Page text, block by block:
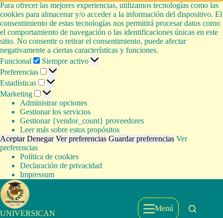
Para ofrecer las mejores experiencias, utilizamos tecnologías como las
cookies para almacenar y/o acceder a la información del dispositivo. El
consentimiento de estas tecnologías nos permitirá procesar datos como
el comportamiento de navegación o las identificaciones únicas en este
sitio. No consentir o retirar el consentimiento, puede afectar
negativamente a ciertas características y funciones.
Funcional
Funcional
Siempre activo
Preferencias
Preferencias
Estadísticas Estadísticas
Marketing Marketing
Administrar opciones
Gestionar los servicios
Gestionar {vendor_count} proveedores
Leer más sobre estos propósitos
Aceptar Denegar Ver preferencias Guardar preferencias Ver
preferencias
Política de cookies
Declaración de privacidad
Impressum
Saltar
al
contenido
UNIVERSICAN
Menú